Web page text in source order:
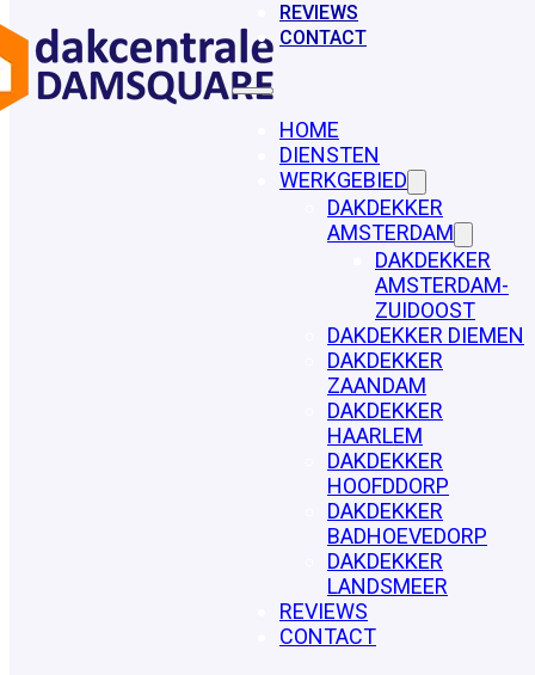
REVIEWS
CONTACT
HOME
DIENSTEN
WERKGEBIED
DAKDEKKER
AMSTERDAM
DAKDEKKER
AMSTERDAM-
ZUIDOOST
DAKDEKKER DIEMEN
DAKDEKKER
ZAANDAM
DAKDEKKER
HAARLEM
DAKDEKKER
HOOFDDORP
DAKDEKKER
BADHOEVEDORP
DAKDEKKER
LANDSMEER
REVIEWS
CONTACT